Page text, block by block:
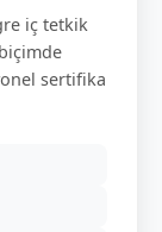
iç tetkik
sertifika